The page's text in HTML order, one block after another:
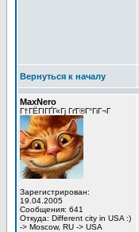
Вернуться к началу
MaxNero
Г†ГЁГІГҐГ«Гј ГґГ®Г°ГіГ¬Г
Зарегистрирован:
19.04.2005
Сообщения: 641
Откуда: Different city in USA :)
-> Moscow, RU -> USA